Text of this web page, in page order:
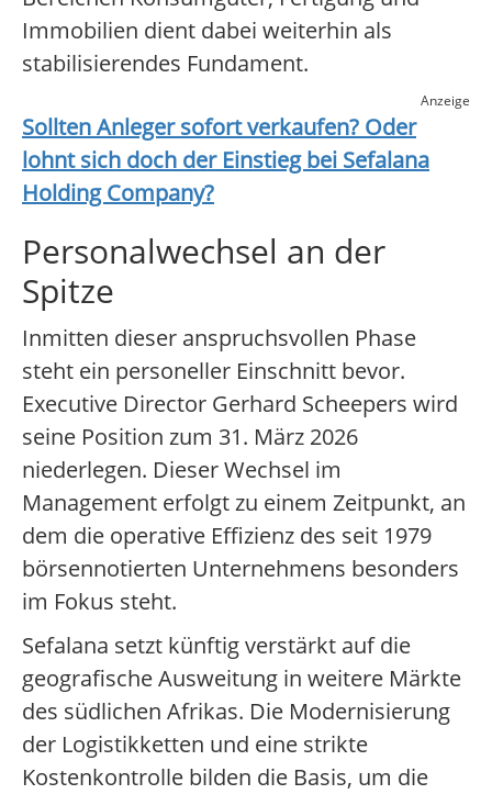
Immobilien dient dabei weiterhin als
stabilisierendes Fundament.
Anzeige
Sollten Anleger sofort verkaufen? Oder
lohnt sich doch der Einstieg bei Sefalana
Holding Company?
Personalwechsel an der
Spitze
Inmitten dieser anspruchsvollen Phase
steht ein personeller Einschnitt bevor.
Executive Director Gerhard Scheepers wird
seine Position zum 31. März 2026
niederlegen. Dieser Wechsel im
Management erfolgt zu einem Zeitpunkt, an
dem die operative Effizienz des seit 1979
börsennotierten Unternehmens besonders
im Fokus steht.
Sefalana setzt künftig verstärkt auf die
geografische Ausweitung in weitere Märkte
des südlichen Afrikas. Die Modernisierung
der Logistikketten und eine strikte
Kostenkontrolle bilden die Basis, um die